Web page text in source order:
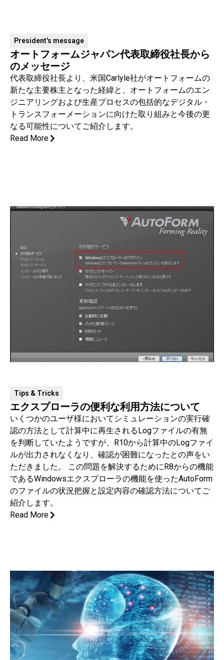
President's message
オートフォームジャパン代表取締役社長から
のメッセージ
代表取締役社長より、米国Carlyle社がオートフォームの
新たな主要株主となった経緯と、オートフォームのエン
ジニアリングおよび生産プロセスの包括的なデジタル・
トランスフォーメーションに向けた取り組みと今後の更
なる可能性についてご紹介します。
Read More
Tips & Tricks
エクスプローラの便利な利用方法について
いくつかのユーザ様においてシミュレーションの実行確
認の方法として計算中に再生されるLogファイルの有無
を判断していたようですが、R10から計算中のLogファイ
ルが出力されなくなり、確認が困難になったとの声をい
ただきました。 この問題を解決するためにR8からの機能
であるWindowsエクスプローラの機能を使ったAutoForm
のファイルの状況把握と設定内容の確認方法についてご
紹介します。
Read More